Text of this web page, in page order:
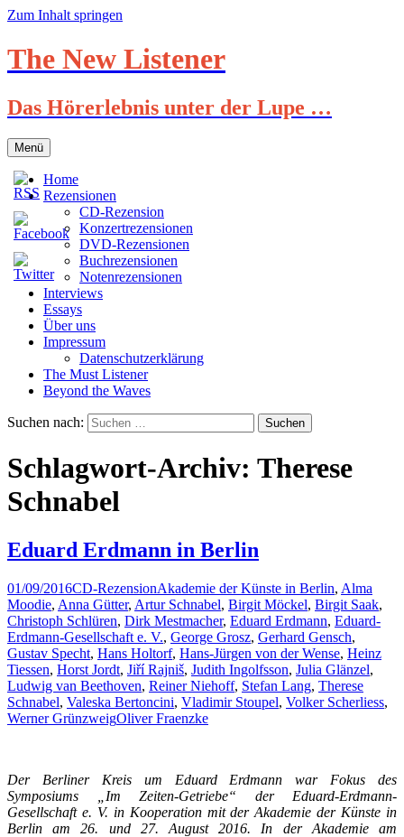
Zum Inhalt springen
The New Listener
Das Hörerlebnis unter der Lupe …
Menü
Home
Rezensionen
CD-Rezension
Konzertrezensionen
DVD-Rezensionen
Buchrezensionen
Notenrezensionen
Interviews
Essays
Über uns
Impressum
Datenschutzerklärung
The Must Listener
Beyond the Waves
Suchen nach:
Schlagwort-Archiv: Therese
Schnabel
Eduard Erdmann in Berlin
01/09/2016CD-RezensionAkademie der Künste in Berlin, Alma
Moodie, Anna Gütter, Artur Schnabel, Birgit Möckel, Birgit Saak,
Christoph Schlüren, Dirk Mestmacher, Eduard Erdmann, Eduard-
Erdmann-Gesellschaft e. V., George Grosz, Gerhard Gensch,
Gustav Specht, Hans Holtorf, Hans-Jürgen von der Wense, Heinz
Tiessen, Horst Jordt, Jiří Rajniš, Judith Ingolfsson, Julia Glänzel,
Ludwig van Beethoven, Reiner Niehoff, Stefan Lang, Therese
Schnabel, Valeska Bertoncini, Vladimir Stoupel, Volker Scherliess,
Werner GrünzweigOliver Fraenzke
Der Berliner Kreis um Eduard Erdmann war Fokus des
Symposiums „Im Zeiten-Getriebe“ der Eduard-Erdmann-
Gesellschaft e. V. in Kooperation mit der Akademie der Künste in
Berlin am 26. und 27. August 2016. In der Akademie am